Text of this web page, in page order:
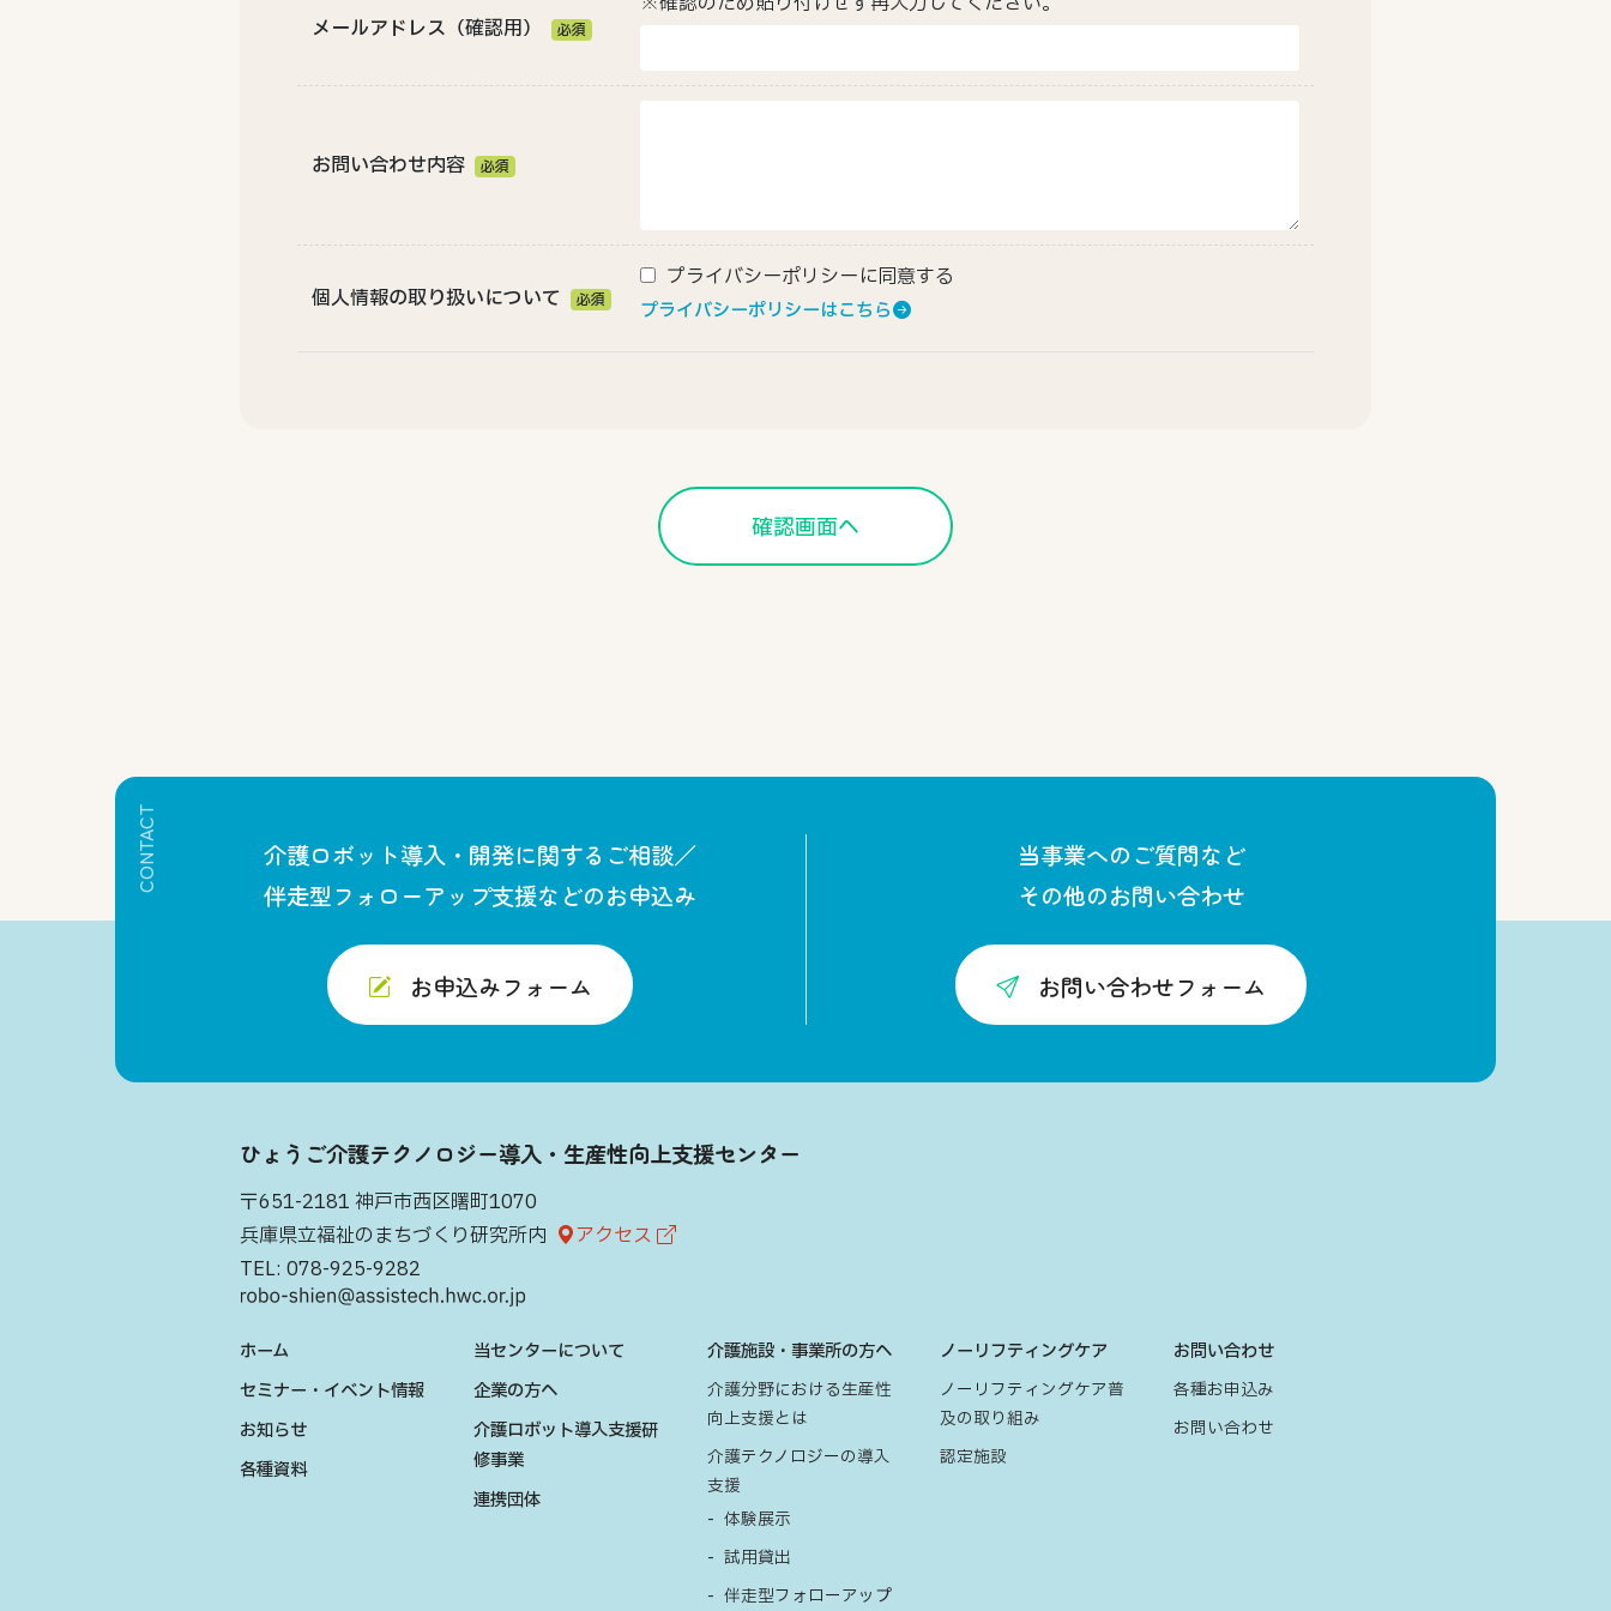
メールアドレス（確認用） 必須
お問い合わせ内容 必須
個人情報の取り扱いについて 必須
プライバシーポリシーに同意する
プライバシーポリシーはこちら
CONTACT
介護ロボット導入・開発に関するご相談／
伴走型フォローアップ支援などのお申込み
お申込みフォーム
当事業へのご質問など
その他のお問い合わせ
お問い合わせフォーム
ひょうご介護テクノロジー導入・生産性向上支援センター
〒651-2181 神戸市西区曙町1070
兵庫県立福祉のまちづくり研究所内
アクセス
TEL: 078-925-9282
ホーム
セミナー・イベント情報
お知らせ
各種資料
当センターについて
企業の方へ
介護ロボット導入支援研
修事業
連携団体
介護施設・事業所の方へ
介護分野における生産性
向上支援とは
介護テクノロジーの導入
支援
体験展示
試用貸出
伴走型フォローアップ
ノーリフティングケア
ノーリフティングケア普
及の取り組み
認定施設
お問い合わせ
各種お申込み
お問い合わせ